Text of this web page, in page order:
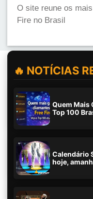
O site reune os
Fire no Brasil
🔥 NOTÍCIAS
Quem Mais
Top 100
Calendário
hoje,